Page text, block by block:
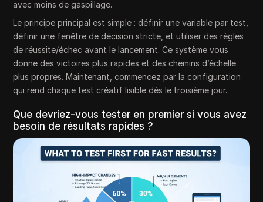
avec moins de gaspillage.
Le principe principal est simple : définir une variable par test,
définir une fenêtre de décision stricte, et utiliser des règles
de réussite/échec avant le lancement. Ce système vous
donne des victoires plus rapides et des chemins d’échelle
plus propres. Maintenant, commencez par la configuration
qui rend chaque test créatif lisible dès le troisième jour.
Que devriez-vous tester en premier si vous avez
besoin de résultats rapides ?